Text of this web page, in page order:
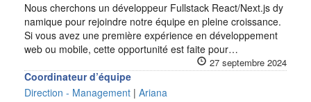
Nous cherchons un développeur Fullstack React/Next.js dy
namique pour rejoindre notre équipe en pleine croissance.
Si vous avez une première expérience en développement
web ou mobile, cette opportunité est faite pour…
27 septembre 2024
Coordinateur d’équipe
Direction - Management | Ariana